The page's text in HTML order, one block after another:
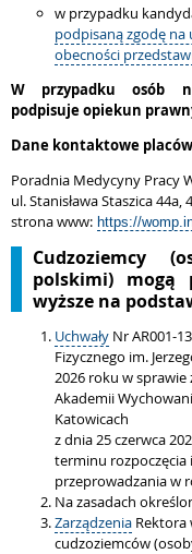
w przypadku
podpisaną zgodę na
obecności
W przypadku osób
podpisuje opiekun
Dane kontaktowe
Poradnia Medycyny Pracy
ul. Stanisława Staszica 44a,
strona www: https://
Cudzoziemcy
polskimi) mogą
wyższe na
Uchwały Nr AR001-
Fizycznego im.
2026 roku w sprawie
Akademii
Katowicach
z dnia 25 czerwca
terminu rozpoczęcia
przeprowadzania w
Na zasadach
Zarządzenia Rektora
cudzoziemców